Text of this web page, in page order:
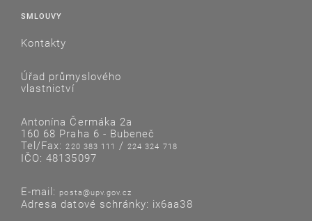
SMLOUVY
Kontakty
Úřad průmyslového
vlastnictví
Antonína Čermáka 2a
160 68 Praha 6 - Bubeneč
Tel/Fax:220 383 111 /224 324 718
IČO: 48135097
E-mail: posta@upv.gov.cz
Adresa datové schránky: ix6aa38